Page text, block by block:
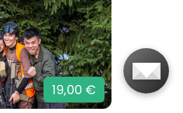
19,00 €